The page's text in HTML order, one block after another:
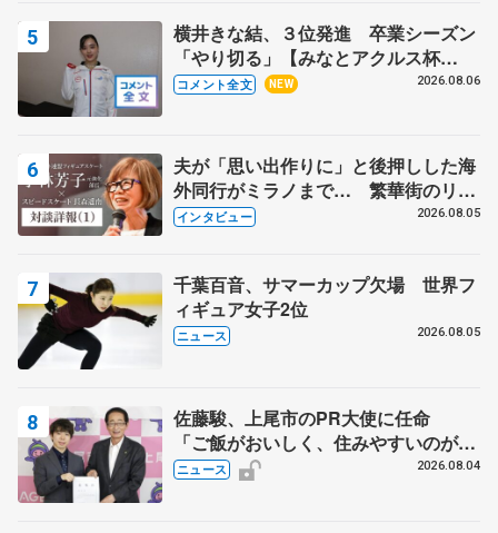
横井きな結、３位発進 卒業シーズン
「やり切る」【みなとアクルス杯
SP】
コメント全文 NEW 2026.08.06
夫が「思い出作りに」と後押しした海
外同行がミラノまで… 繁華街のリン
クでは不良のお兄さんも味方に 小林
インタビュー 2026.08.05
千葉百音、サマーカップ欠場 世界フ
ィギュア女子2位
ニュース 2026.08.05
佐藤駿、上尾市のPR大使に任命
「ご飯がおいしく、住みやすいのが魅
力」
ニュース 2026.08.04